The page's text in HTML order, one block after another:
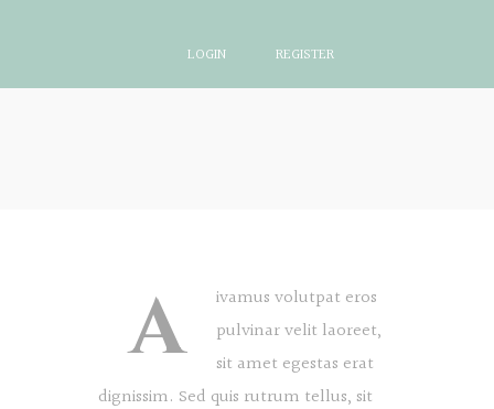
REGISTER
LOGIN
A
ivamus volutpat eros
pulvinar velit laoreet,
sit amet egestas erat
dignissim. Sed quis rutrum tellus, sit